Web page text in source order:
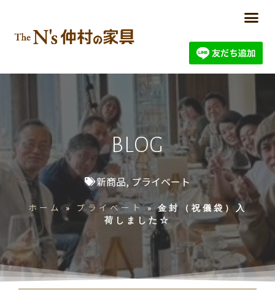
BLOG
新商品, プライベート
ホーム» プライベート»金封（祝儀袋）入
荷しました☆